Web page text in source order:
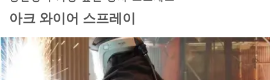
아크 와이어 스프레이